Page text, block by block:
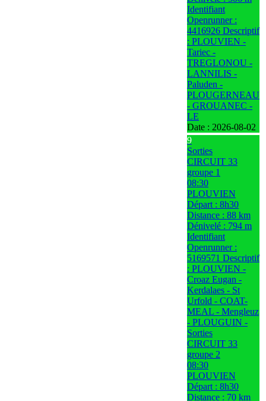
Identifiant
Openrunner :
4416926 Descriptif
: PLOUVIEN -
Tariec -
TREGLONOU -
LANNILIS -
Paluden -
PLOUGERNEAU
- GROUANEC -
LE
Date : 2026-08-02
9
Sorties
CIRCUIT 33
groupe 1
08:30
PLOUVIEN
Départ : 8h30
Distance : 88 km
Dénivelé : 794 m
Identifiant
Openrunner :
5169571 Descriptif
: PLOUVIEN -
Croaz Eugan -
Kerdalaes - St
Urfold - COAT-
MEAL - Mengleuz
- PLOUGUIN -
Sorties
CIRCUIT 33
groupe 2
08:30
PLOUVIEN
Départ : 8h30
Distance : 70 km